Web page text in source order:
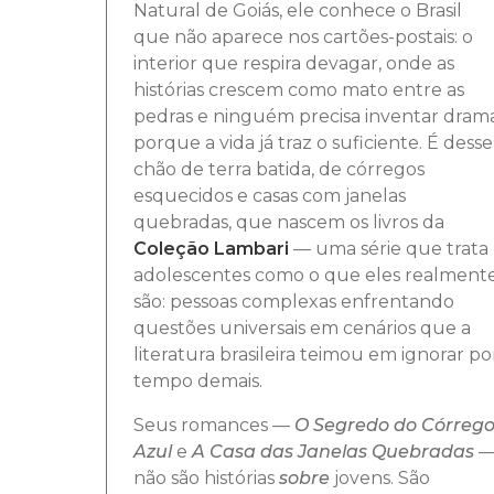
Natural de Goiás, ele conhece o Brasil
que não aparece nos cartões-postais: o
interior que respira devagar, onde as
histórias crescem como mato entre as
pedras e ninguém precisa inventar
porque a vida já traz o suficiente. É desse
chão de terra batida, de córregos
esquecidos e casas com janelas
quebradas, que nascem os livros da
Coleção Lambari — uma série que trata
adolescentes como o que eles
são: pessoas complexas enfrentando
questões universais em cenários que a
literatura brasileira teimou em ignorar
tempo demais.
Seus romances — O Segredo do Córrego
AzuleA Casa das Janelas Quebradas
não são histórias sobre jovens. São